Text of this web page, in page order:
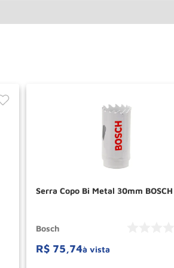
Serra Copo Bi Metal 30mm BOSCH
Bosch
R$ 75,74à vista